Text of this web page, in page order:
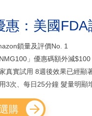
惠：美國
鎖量及評價No. 1
」優惠碼額外減$100
真實試用 8週後效果已經顯
3次、每日25分鐘 髮量明顯
購